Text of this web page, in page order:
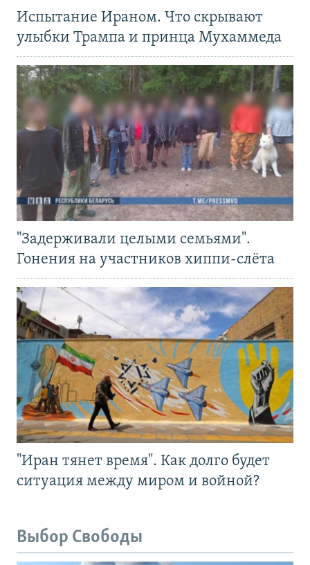
Испытание Ираном. Что скрывают
улыбки Трампа и принца Мухаммеда
"Задерживали целыми семьями".
Гонения на участников хиппи-слёта
"Иран тянет время". Как долго будет
ситуация между миром и войной?
Выбор Свободы